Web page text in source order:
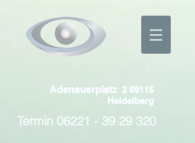
Termin 06221 - 39 29 320
Adenauerplatz 2 69115
Heidelberg